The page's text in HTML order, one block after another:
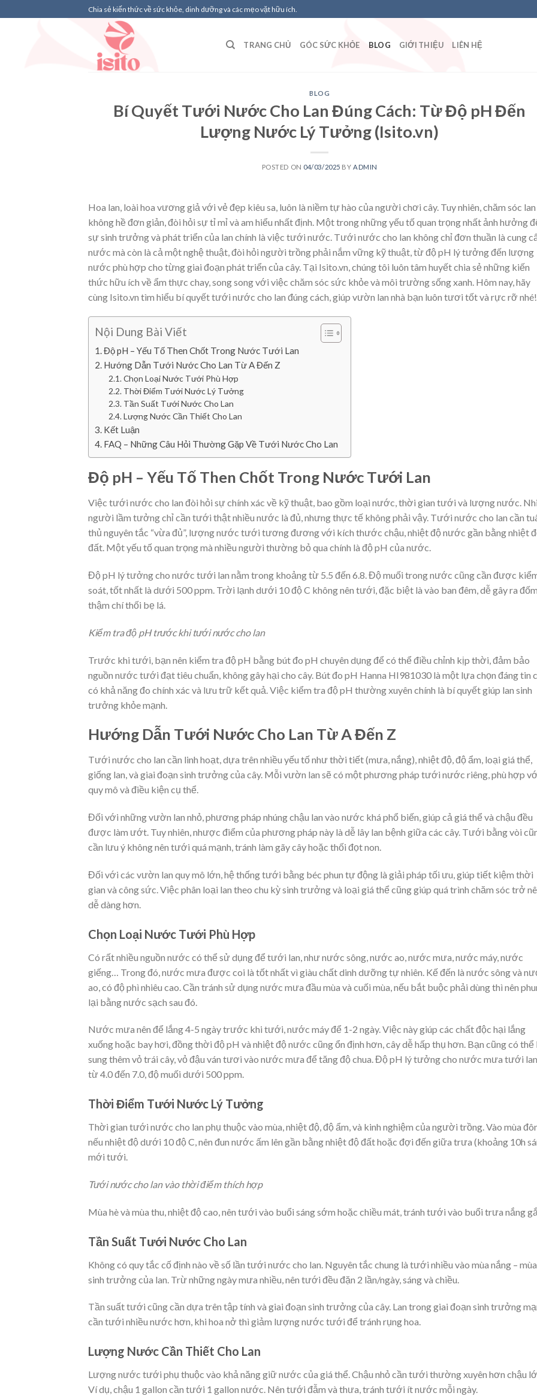
to
Chia sẻ kiến thức về sức khỏe, dinh dưỡng và các mẹo vặt hữu ích.
TRANG CHỦ GÓC SỨC KHỎE BLOG GIỚI THIỆU LIÊN HỆ
BLOG
Bí Quyết Tưới Nước Cho Lan Đúng Cách: Từ Độ pH Đến
Lượng Nước Lý Tưởng (Isito.vn)
POSTED ON 04/03/2025 BY ADMIN
Hoa lan, loài hoa vương giả với vẻ đẹp kiêu sa, luôn là niềm tự hào của người chơi cây. Tuy nhiên, chăm sóc lan
không hề đơn giản, đòi hỏi sự tỉ mỉ và am hiểu nhất định. Một trong những yếu tố quan trọng nhất ảnh hưởng
sự sinh trưởng và phát triển của lan chính là việc tưới nước. Tưới nước cho lan không chỉ đơn thuần là cung
nước mà còn là cả một nghệ thuật, đòi hỏi người trồng phải nắm vững kỹ thuật, từ độ pH lý tưởng đến lượng
nước phù hợp cho từng giai đoạn phát triển của cây. Tại Isito.vn, chúng tôi luôn tâm huyết chia sẻ những kiến
thức hữu ích về ẩm thực chay, song song với việc chăm sóc sức khỏe và môi trường sống xanh. Hôm nay, hãy
cùng Isito.vn tìm hiểu bí quyết tưới nước cho lan đúng cách, giúp vườn lan nhà bạn luôn tươi tốt và rực rỡ nhé!
Nội Dung Bài Viết
Độ pH – Yếu Tố Then Chốt Trong Nước Tưới Lan
Hướng Dẫn Tưới Nước Cho Lan Từ A Đến Z
Chọn Loại Nước Tưới Phù Hợp
Thời Điểm Tưới Nước Lý Tưởng
Tần Suất Tưới Nước Cho Lan
Lượng Nước Cần Thiết Cho Lan
Kết Luận
FAQ – Những Câu Hỏi Thường Gặp Về Tưới Nước Cho Lan
Độ pH – Yếu Tố Then Chốt Trong Nước Tưới Lan
Việc tưới nước cho lan đòi hỏi sự chính xác về kỹ thuật, bao gồm loại nước, thời gian tưới và lượng nước.
người lầm tưởng chỉ cần tưới thật nhiều nước là đủ, nhưng thực tế không phải vậy. Tưới nước cho lan cần
thủ nguyên tắc “vừa đủ”, lượng nước tưới tương đương với kích thước chậu, nhiệt độ nước gần bằng nhiệt
đất. Một yếu tố quan trọng mà nhiều người thường bỏ qua chính là độ pH của nước.
Độ pH lý tưởng cho nước tưới lan nằm trong khoảng từ 5.5 đến 6.8. Độ muối trong nước cũng cần được
soát, tốt nhất là dưới 500 ppm. Trời lạnh dưới 10 độ C không nên tưới, đặc biệt là vào ban đêm, dễ gây ra
thậm chí thối bẹ lá.
Kiểm tra độ pH trước khi tưới nước cho lan
Trước khi tưới, bạn nên kiểm tra độ pH bằng bút đo pH chuyên dụng để có thể điều chỉnh kịp thời, đảm bảo
nguồn nước tưới đạt tiêu chuẩn, không gây hại cho cây. Bút đo pH Hanna HI981030 là một lựa chọn đáng tin
có khả năng đo chính xác và lưu trữ kết quả. Việc kiểm tra độ pH thường xuyên chính là bí quyết giúp lan sinh
trưởng khỏe mạnh.
Hướng Dẫn Tưới Nước Cho Lan Từ A Đến Z
Tưới nước cho lan cần linh hoạt, dựa trên nhiều yếu tố như thời tiết (mưa, nắng), nhiệt độ, độ ẩm, loại giá thể,
giống lan, và giai đoạn sinh trưởng của cây. Mỗi vườn lan sẽ có một phương pháp tưới nước riêng, phù hợp
quy mô và điều kiện cụ thể.
Đối với những vườn lan nhỏ, phương pháp nhúng chậu lan vào nước khá phổ biến, giúp cả giá thể và chậu đều
được làm ướt. Tuy nhiên, nhược điểm của phương pháp này là dễ lây lan bệnh giữa các cây. Tưới bằng vòi
cần lưu ý không nên tưới quá mạnh, tránh làm gãy cây hoặc thối đọt non.
Đối với các vườn lan quy mô lớn, hệ thống tưới bằng béc phun tự động là giải pháp tối ưu, giúp tiết kiệm thời
gian và công sức. Việc phân loại lan theo chu kỳ sinh trưởng và loại giá thể cũng giúp quá trình chăm sóc trở
dễ dàng hơn.
Chọn Loại Nước Tưới Phù Hợp
Có rất nhiều nguồn nước có thể sử dụng để tưới lan, như nước sông, nước ao, nước mưa, nước máy, nước
giếng… Trong đó, nước mưa được coi là tốt nhất vì giàu chất dinh dưỡng tự nhiên. Kế đến là nước sông và
ao, có độ phì nhiêu cao. Cần tránh sử dụng nước mưa đầu mùa và cuối mùa, nếu bắt buộc phải dùng thì nên
lại bằng nước sạch sau đó.
Nước mưa nên để lắng 4-5 ngày trước khi tưới, nước máy để 1-2 ngày. Việc này giúp các chất độc hại lắng
xuống hoặc bay hơi, đồng thời độ pH và nhiệt độ nước cũng ổn định hơn, cây dễ hấp thụ hơn. Bạn cũng có thể
sung thêm vỏ trái cây, vỏ đậu ván tươi vào nước mưa để tăng độ chua. Độ pH lý tưởng cho nước mưa tưới
từ 4.0 đến 7.0, độ muối dưới 500 ppm.
Thời Điểm Tưới Nước Lý Tưởng
Thời gian tưới nước cho lan phụ thuộc vào mùa, nhiệt độ, độ ẩm, và kinh nghiệm của người trồng. Vào mùa
nếu nhiệt độ dưới 10 độ C, nên đun nước ấm lên gần bằng nhiệt độ đất hoặc đợi đến giữa trưa (khoảng 10h
mới tưới.
Tưới nước cho lan vào thời điểm thích hợp
Mùa hè và mùa thu, nhiệt độ cao, nên tưới vào buổi sáng sớm hoặc chiều mát, tránh tưới vào buổi trưa nắng
Tần Suất Tưới Nước Cho Lan
Không có quy tắc cố định nào về số lần tưới nước cho lan. Nguyên tắc chung là tưới nhiều vào mùa nắng – mùa
sinh trưởng của lan. Trừ những ngày mưa nhiều, nên tưới đều đặn 2 lần/ngày, sáng và chiều.
Tần suất tưới cũng cần dựa trên tập tính và giai đoạn sinh trưởng của cây. Lan trong giai đoạn sinh trưởng
cần tưới nhiều nước hơn, khi hoa nở thì giảm lượng nước tưới để tránh rụng hoa.
Lượng Nước Cần Thiết Cho Lan
Lượng nước tưới phụ thuộc vào khả năng giữ nước của giá thể. Chậu nhỏ cần tưới thường xuyên hơn chậu
Ví dụ, chậu 1 gallon cần tưới 1 gallon nước. Nên tưới đẫm và thưa, tránh tưới ít nước mỗi ngày.